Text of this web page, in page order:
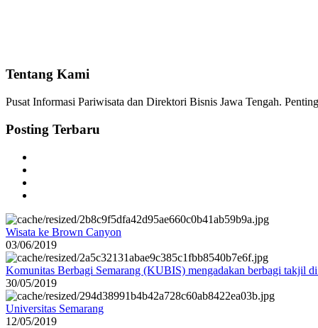
Tentang Kami
Pusat Informasi Pariwisata dan Direktori Bisnis Jawa Tengah.
Posting Terbaru
Wisata ke Brown Canyon
03/06/2019
Komunitas Berbagi Semarang (KUBIS) mengadakan berbagi takjil
30/05/2019
Universitas Semarang
12/05/2019